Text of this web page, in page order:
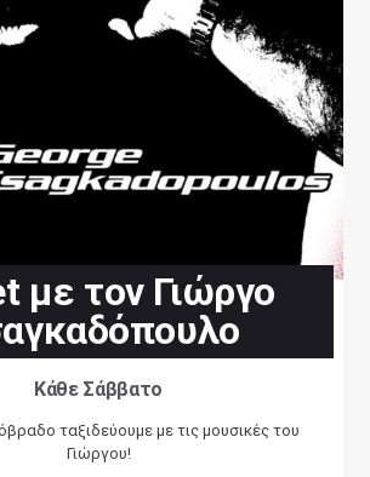
με τον Γιώργο
Κάθε Σάββατο
ταξιδεύουμε με τις μουσικές του
Γιώργου!